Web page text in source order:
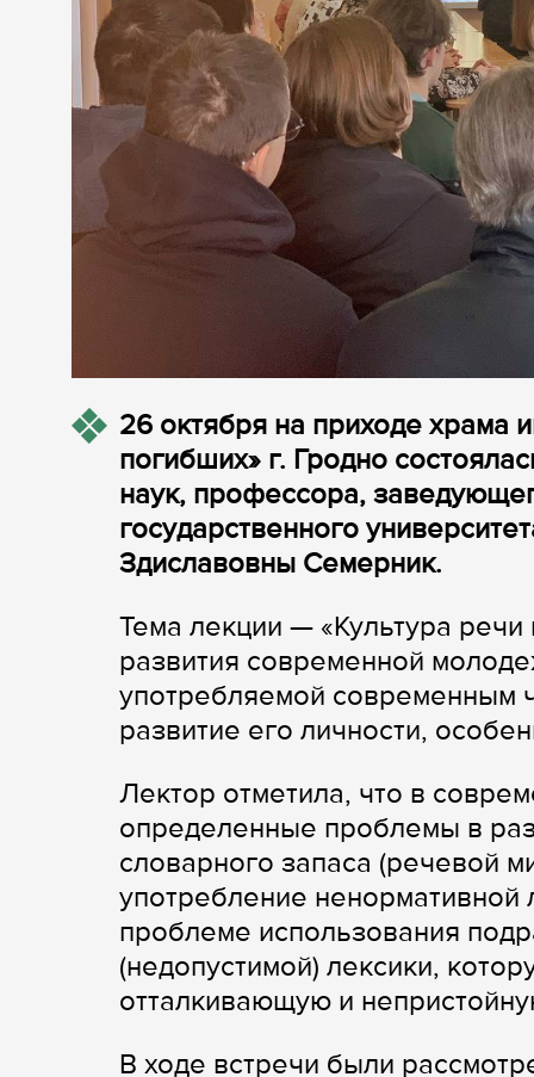
26 октября на приходе храма
погибших» г. Гродно
наук, профессора,
государственного
Здиславовны Семерник.
Тема лекции — «Культура
развития современной
употребляемой современным
развитие его личности,
Лектор отметила, что в
определенные проблемы в
словарного запаса (речевой
употребление
проблеме использования
(недопустимой) лексики,
отталкивающую и
В ходе встречи были